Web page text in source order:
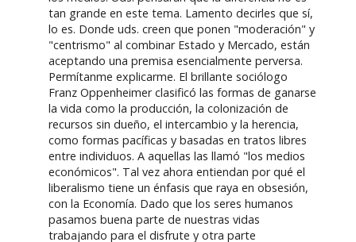
tan grande en este tema. Lamento decirles que sí,
lo es. Donde uds. creen que ponen "moderación" y
"centrismo" al combinar Estado y Mercado, están
aceptando una premisa esencialmente perversa.
Permítanme explicarme. El brillante sociólogo
Franz Oppenheimer clasificó las formas de ganarse
la vida como la producción, la colonización de
recursos sin dueño, el intercambio y la herencia,
como formas pacíficas y basadas en tratos libres
entre individuos. A aquellas las llamó "los medios
económicos". Tal vez ahora entiendan por qué el
liberalismo tiene un énfasis que raya en obsesión,
con la Economía. Dado que los seres humanos
pasamos buena parte de nuestras vidas
trabajando para el disfrute y otra parte